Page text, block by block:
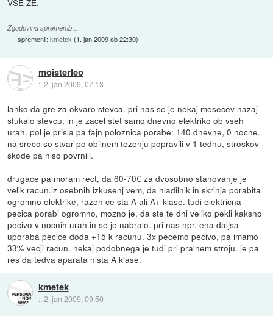
Zgodovina sprememb…
spremenil:kmetek (1. jan 2009 ob 22:30)
mojsterleo
::2. jan 2009, 07:13
lahko da gre za okvaro stevca. pri nas se je nekaj mesecev nazaj
sfukalo stevcu, in je zacel stet samo dnevno elektriko ob vseh
urah. pol je prisla pa fajn poloznica porabe: 140 dnevne, 0 nocne.
na sreco so stvar po obilnem tezenju popravili v 1 tednu, stroskov
skode pa niso povrnili.
drugace pa moram rect, da 60-70€ za dvosobno stanovanje je
velik racun.iz osebnih izkusenj vem, da hladilnik in skrinja porabita
ogromno elektrike, razen ce sta A ali A+ klase. tudi elektricna
pecica porabi ogromno, mozno je, da ste te dni veliko pekli kaksno
pecivo v nocnih urah in se je nabralo. pri nas npr. ena daljsa
uporaba pecice doda +15 k racunu. 3x pecemo pecivo, pa imamo
33% vecji racun. nekaj podobnega je tudi pri pralnem stroju. je pa
res da tedva aparata nista A klase.
kmetek
::2. jan 2009, 09:50